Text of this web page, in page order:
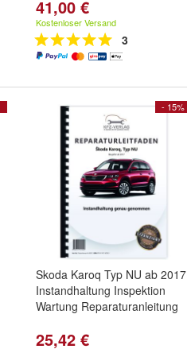
41,00 €
Kostenloser Versand
3
- 15%
Skoda Karoq Typ NU ab 2017
Instandhaltung Inspektion
Wartung Reparaturanleitung
25,42 €